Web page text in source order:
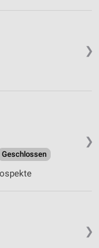
❯
❯
Geschlossen
❯